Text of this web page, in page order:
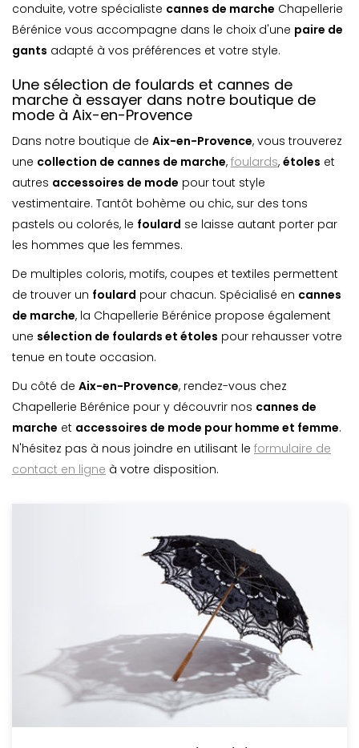
conduite, votre spécialiste cannes de marche Chapellerie
Bérénice vous accompagne dans le choix d'une paire de
gants adapté à vos préférences et votre style.
Une sélection de foulards et cannes de
marche à essayer dans notre boutique de
mode à Aix-en-Provence
Dans notre boutique de Aix-en-Provence, vous trouverez
une collection de cannes de marche, foulards, étoles et
autres accessoires de mode pour tout style
vestimentaire. Tantôt bohème ou chic, sur des tons
pastels ou colorés, le foulard se laisse autant porter par
les hommes que les femmes.
De multiples coloris, motifs, coupes et textiles permettent
de trouver un foulard pour chacun. Spécialisé en cannes
de marche, la Chapellerie Bérénice propose également
une sélection de foulards et étoles pour rehausser votre
tenue en toute occasion.
Du côté de Aix-en-Provence, rendez-vous chez
Chapellerie Bérénice pour y découvrir nos cannes de
marche et accessoires de mode pour homme et femme.
N'hésitez pas à nous joindre en utilisant le formulaire de
contact en ligne à votre disposition.